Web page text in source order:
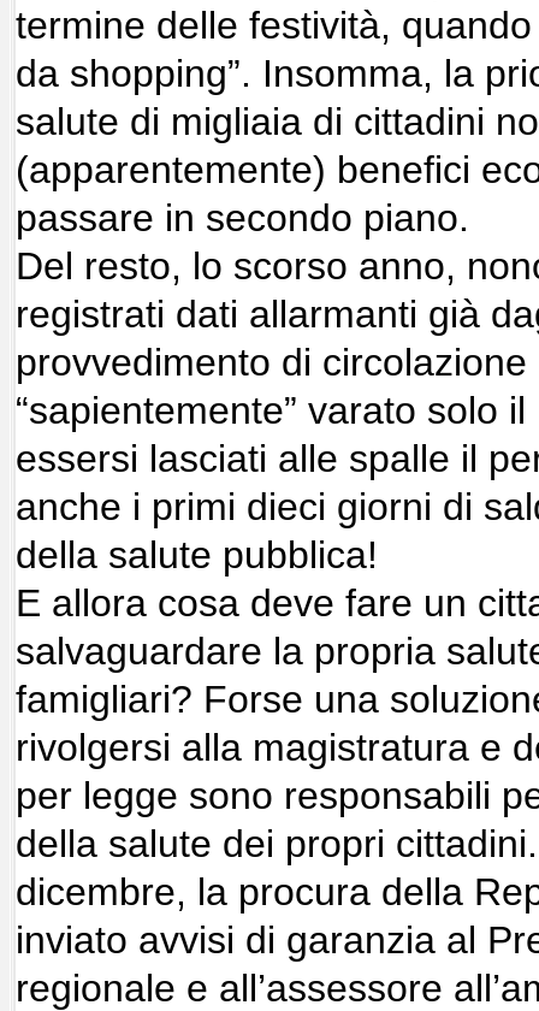
termine delle festività,
da shopping”. Insomma, la
salute di migliaia di cittadini
(apparentemente) benefici
passare in secondo piano.
Del resto, lo scorso anno,
registrati dati allarmanti già
provvedimento di
“sapientemente” varato solo
essersi lasciati alle spalle il
anche i primi dieci giorni di
della salute pubblica!
E allora cosa deve fare un
salvaguardare la propria
famigliari? Forse una
rivolgersi alla magistratura e
per legge sono responsabili
della salute dei propri
dicembre, la procura della
inviato avvisi di garanzia al
regionale e all’assessore